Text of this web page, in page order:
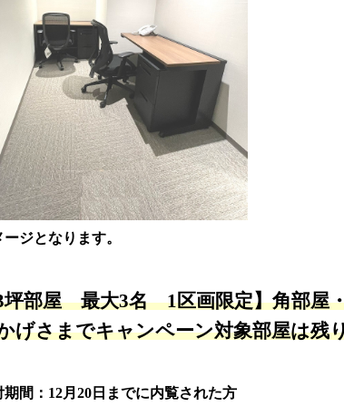
ージとなります。
坪部屋 最大3名 1区画限定】角部屋
げさまでキャンペーン対象部屋は残
期間：12月20日までに内覧された方